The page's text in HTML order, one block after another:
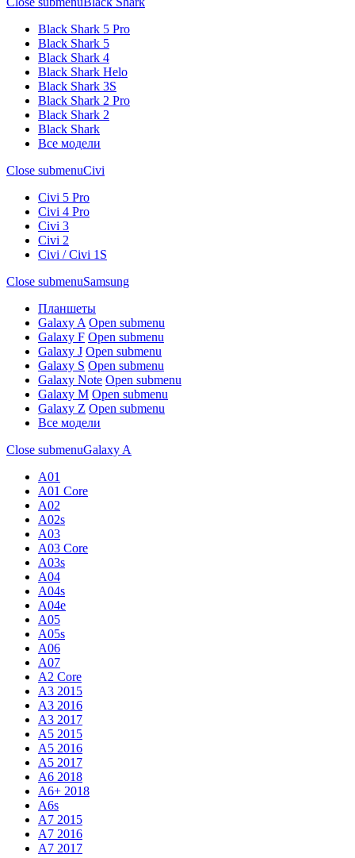
Black Shark 5 Pro
Black Shark 5
Black Shark 4
Black Shark Helo
Black Shark 3S
Black Shark 2 Pro
Black Shark 2
Black Shark
Все модели
Close submenuCivi
Civi 5 Pro
Civi 4 Pro
Civi 3
Civi 2
Civi / Civi 1S
Close submenuSamsung
Планшеты
Galaxy A Open submenu
Galaxy F Open submenu
Galaxy J Open submenu
Galaxy S Open submenu
Galaxy Note Open submenu
Galaxy M Open submenu
Galaxy Z Open submenu
Все модели
Close submenuGalaxy A
A01
A01 Core
A02
A02s
A03
A03 Core
A03s
A04
A04s
A04e
A05
A05s
A06
A07
A2 Core
A3 2015
A3 2016
A3 2017
A5 2015
A5 2016
A5 2017
A6 2018
A6+ 2018
A6s
A7 2015
A7 2016
A7 2017